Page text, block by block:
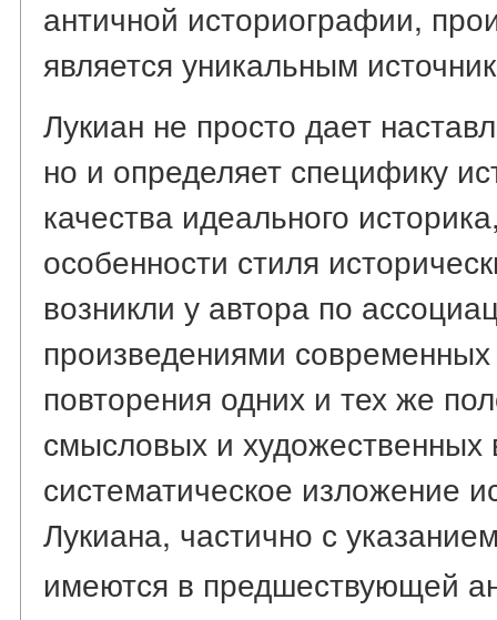
античной историографии,
является уникальным
Лукиан не просто дает
но и определяет специфику
качества идеального
особенности стиля
возникли у автора по
произведениями
повторения одних и тех же
смысловых и
систематическое изложение
Лукиана, частично с
имеются в предшествующей